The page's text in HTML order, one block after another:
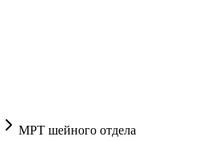
МРТ шейного отдела